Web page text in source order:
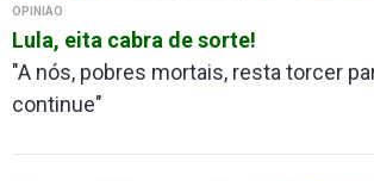
OPINIÃO
Lula, eita cabra de sorte!
"A nós, pobres mortais, resta torcer
continue"